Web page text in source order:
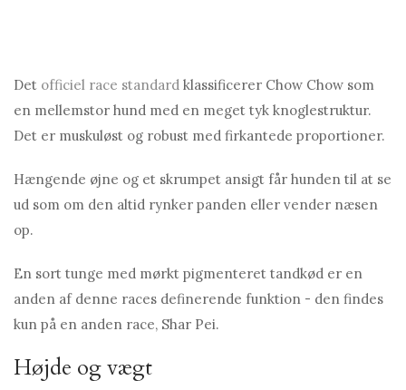
Det officiel race standard klassificerer Chow Chow som
en mellemstor hund med en meget tyk knoglestruktur.
Det er muskuløst og robust med firkantede proportioner.
Hængende øjne og et skrumpet ansigt får hunden til at se
ud som om den altid rynker panden eller vender næsen
op.
En sort tunge med mørkt pigmenteret tandkød er en
anden af ​​denne races definerende funktion - den findes
kun på en anden race, Shar Pei.
Højde og vægt